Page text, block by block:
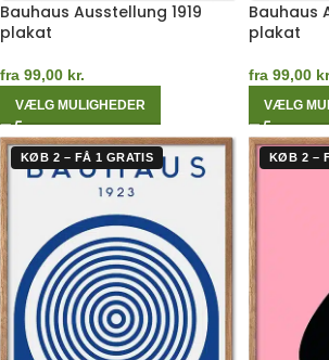
Bauhaus Ausstellung 1919
plakat
fra 99,00 kr.
VÆLG MULIGHEDER
Bauhaus
plakat
fra 99,00
VÆLG
KØB 2 – FÅ 1 GRATIS KØB 2 –